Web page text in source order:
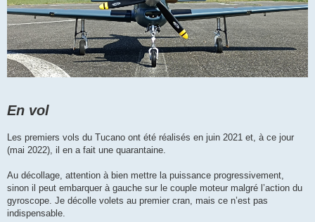
En vol
Les premiers vols du Tucano ont été réalisés en juin 2021 et, à ce jour
(mai 2022), il en a fait une quarantaine.
Au décollage, attention à bien mettre la puissance progressivement,
sinon il peut embarquer à gauche sur le couple moteur malgré l’action du
gyroscope. Je décolle volets au premier cran, mais ce n’est pas
indispensable.